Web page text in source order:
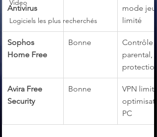
Video
Logiciels les plus recherchés
Antivirus
mode jeu,
limité
Sophos
Home Free
Bonne
Contrôle
parental,
Avira Free
Security
Bonne
VPN
PC